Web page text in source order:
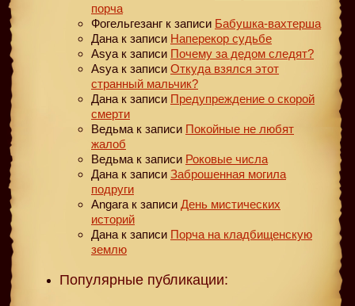
порча
Фогельгезанг к записи Бабушка-вахтерша
Дана к записи Наперекор судьбе
Asya к записи Почему за дедом следят?
Asya к записи Откуда взялся этот
странный мальчик?
Дана к записи Предупреждение о скорой
смерти
Ведьма к записи Покойные не любят
жалоб
Ведьма к записи Роковые числа
Дана к записи Заброшенная могила
подруги
Angara к записи День мистических
историй
Дана к записи Порча на кладбищенскую
землю
Популярные публикации: